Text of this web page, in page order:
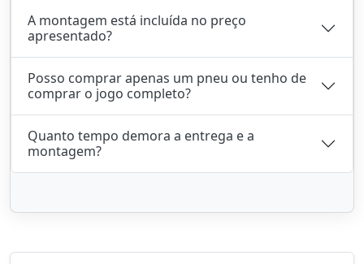
A montagem está incluída no preço
apresentado?
Posso comprar apenas um pneu ou tenho de
comprar o jogo completo?
Quanto tempo demora a entrega e a
montagem?